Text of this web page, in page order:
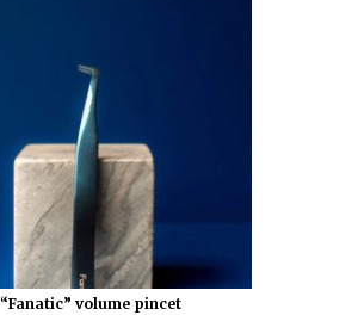
“Fanatic” volume pincet